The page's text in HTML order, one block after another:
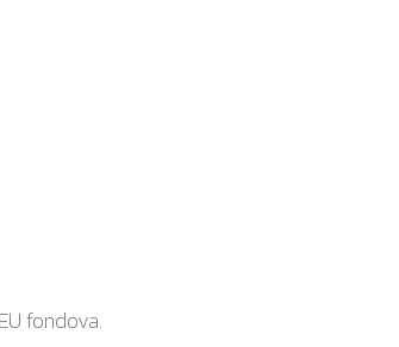
fondova.